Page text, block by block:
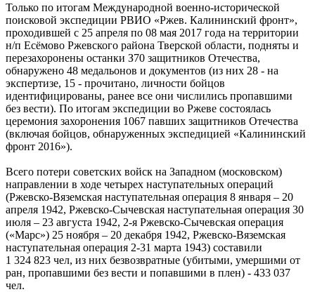
Только по итогам Международной военно-исторической
поисковой экспедиции РВИО «Ржев. Калининский фронт»,
проходившей с 25 апреля по 08 мая 2017 года на территории
н/п Есёмово Ржевского района Тверской области, подняты и
перезахоронены останки З70 защитников Отечества,
обнаружено 48 медальонов и документов (из них 28 - на
экспертизе, 15 - прочитано, личности бойцов
идентифицированы, ранее все они числились пропавшими
без вести). По итогам экспедиции во Ржеве состоялась
церемония захоронения 1067 павших защитников Отечества
(включая бойцов, обнаруженных экспедицией «Калининский
фронт 2016»).
Всего потери советских войск на Западном (московском)
направлении в ходе четырех наступательных операций
(Ржевско-Вяземская наступательная операция 8 января – 20
апреля 1942, Ржевско-Сычевская наступательная операция 30
июля – 23 августа 1942, 2-я Ржевско-Сычевская операция
(«Марс») 25 ноября – 20 декабря 1942, Ржевско-Вяземская
наступательная операция 2-31 марта 1943) составили
1 324 823 чел, из них безвозвратные (убитыми, умершими от
ран, пропавшими без вести и попавшими в плен) - 433 037
чел.